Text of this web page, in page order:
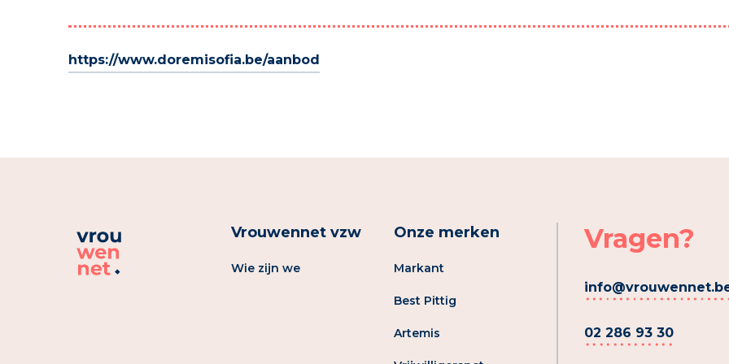
https://www.doremisofia.be/aanbod
Vrouwennet vzw
Wie zijn we
Onze merken
Markant
Best Pittig
Artemis
Vragen?
02 286 93 30